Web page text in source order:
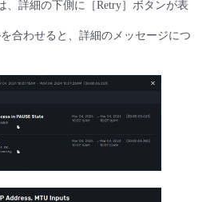
、詳細の下側に［Retry］ボタンが表
合わせると、詳細のメッセージにつ